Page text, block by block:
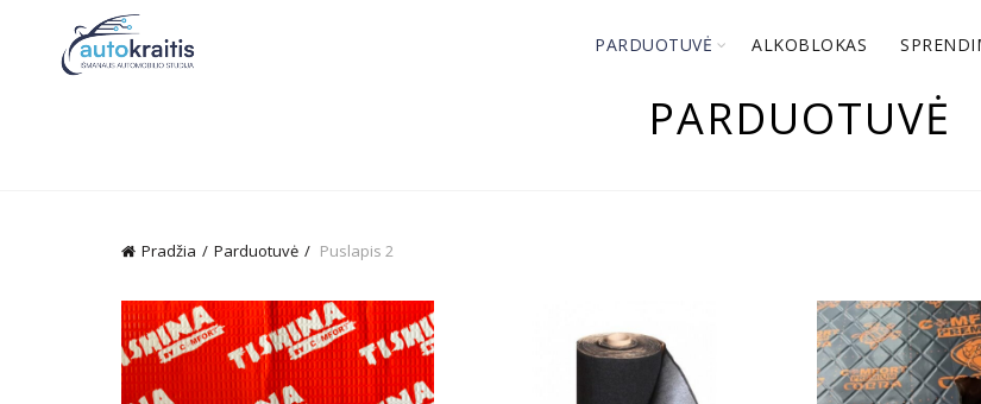
PARDUOTUVĖ ALKOBLOKAS
PARDUOTUVĖ
Pradžia Parduotuvė Puslapis 2